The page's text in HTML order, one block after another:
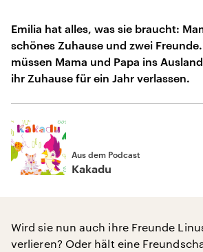
Emilia hat alles, was sie braucht:
schönes Zuhause und zwei
müssen Mama und Papa ins
ihr Zuhause für ein Jahr verlassen.
Aus dem Podcast
Kakadu
Wird sie nun auch ihre Freunde
verlieren? Oder hält eine